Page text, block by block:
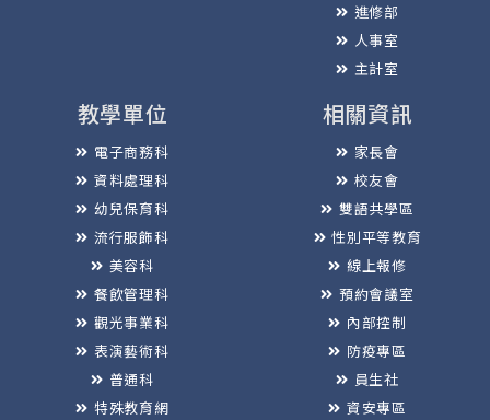
進修部
人事室
主計室
教學單位
電子商務科
資料處理科
幼兒保育科
流行服飾科
美容科
餐飲管理科
觀光事業科
表演藝術科
普通科
特殊教育網
相關資訊
家長會
校友會
雙語共學區
性別平等教育
線上報修
預約會議室
內部控制
防疫專區
員生社
資安專區